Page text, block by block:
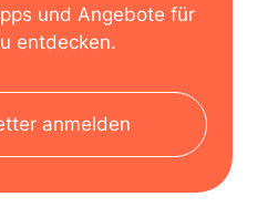
und Angebote für
entdecken.
anmelden